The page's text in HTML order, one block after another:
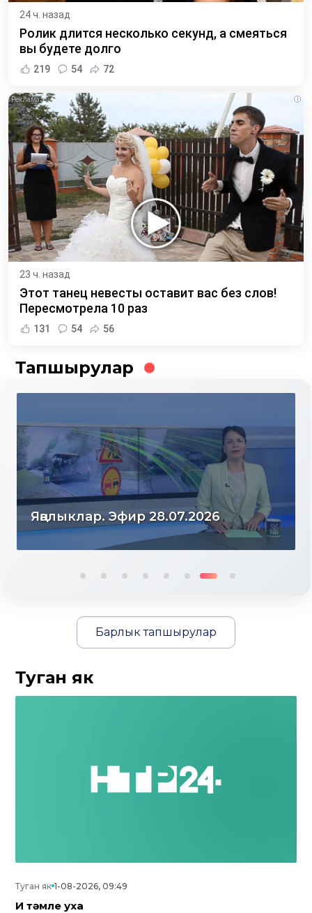
24 ч. назад
Ролик длится несколько секунд, а смеяться
вы будете долго
219 54 72
i
23 ч. назад
Этот танец невесты оставит вас без слов!
Пересмотрела 10 раз
131 54 56
Тапшырулар
Яңалыклар. Эфир
Барлык тапшырулар
Туган як
Туган як 1-08-2026, 09:49
Иң тәмле уха